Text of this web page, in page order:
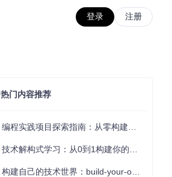
登录 注册
热门内容推荐
编程实践项目探索指南：从零构建技术能力体系
技术解构式学习：从0到1构建你的编程知识体系
构建自己的技术世界：build-your-own-x项目的实践探索指南